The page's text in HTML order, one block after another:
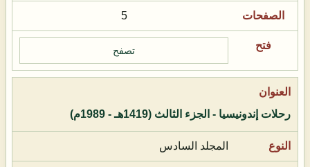
5
تصفح
رحلات إندونيسيا - الجزء الثالث (1419هـ - 1989م)
المجلد السادس